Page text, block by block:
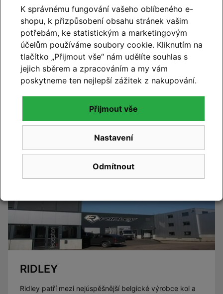
CUBE 2027
Novinky CUBE 2027 se blíží. Již brzy vám představíme
RIDLEY
Ridley patří mezi nejúspěšnější belgické výrobce kol a
K správnému fungování vašeho oblíbeného e-
shopu, k přizpůsobení obsahu stránek vašim
potřebám, ke statistickým a marketingovým
účelům používáme soubory cookie. Kliknutím na
tlačítko „Přijmout vše“ nám udělíte souhlas s
jejich sběrem a zpracováním a my vám
poskytneme ten nejlepší zážitek z nakupování.
Odmítnout
Nastavení
Přijmout vše